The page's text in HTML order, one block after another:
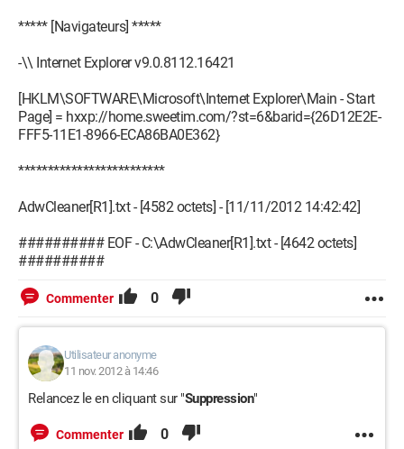
***** [Navigateurs] *****
-\\ Internet Explorer v9.0.8112.16421
[HKLM\SOFTWARE\Microsoft\Internet Explorer\Main - Start
Page] = hxxp://home.sweetim.com/?st=6&barid={26D12E2E-
FFF5-11E1-8966-ECA86BA0E362}
*************************
AdwCleaner[R1].txt - [4582 octets] - [11/11/2012 14:42:42]
########## EOF - C:\AdwCleaner[R1].txt - [4642 octets]
##########
Commenter 0
Utilisateur anonyme
11 nov. 2012 à 14:46
Relancez le en cliquant sur "Suppression"
Commenter 0